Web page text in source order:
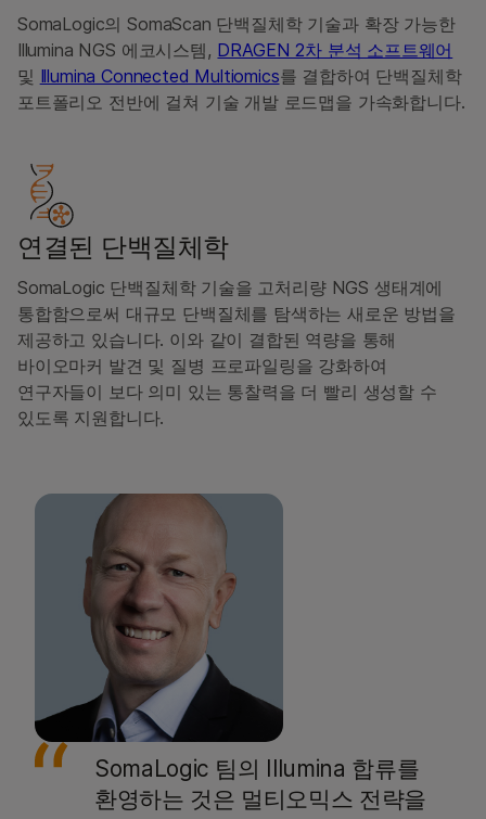
SomaLogic의 SomaScan 단백질체학 기술과 확장 가능한
Illumina NGS 에코시스템, DRAGEN 2차 분석 소프트웨어
및 Illumina Connected Multiomics를 결합하여 단백질체학
포트폴리오 전반에 걸쳐 기술 개발 로드맵을 가속화합니다.
연결된 단백질체학
SomaLogic 단백질체학 기술을 고처리량 NGS 생태계에
통합함으로써 대규모 단백질체를 탐색하는 새로운 방법을
제공하고 있습니다. 이와 같이 결합된 역량을 통해
바이오마커 발견 및 질병 프로파일링을 강화하여
연구자들이 보다 의미 있는 통찰력을 더 빨리 생성할 수
있도록 지원합니다.
SomaLogic 팀의 Illumina 합류를
환영하는 것은 멀티오믹스 전략을